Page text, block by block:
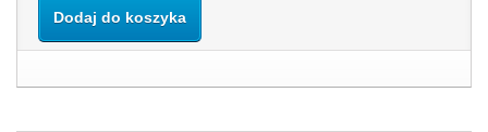
Dodaj do koszyka